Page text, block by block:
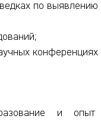
по
конференциях
и опыт